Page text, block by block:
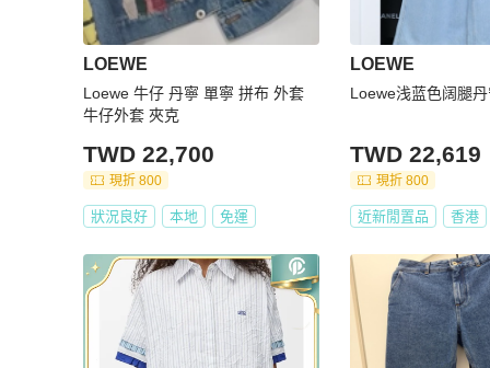
LOEWE
Loewe 牛仔 丹寧 單寧 拼布 外套
牛仔外套 夾克
TWD 22,700
現折 800
狀況良好 本地 免運
LOEWE
Loewe浅蓝色阔腿
TWD 22,619
現折 800
近新閒置品 香港